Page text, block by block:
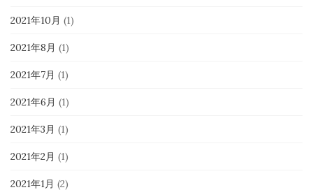
2021年10月 (1)
2021年8月 (1)
2021年7月 (1)
2021年6月 (1)
2021年3月 (1)
2021年2月 (1)
2021年1月 (2)